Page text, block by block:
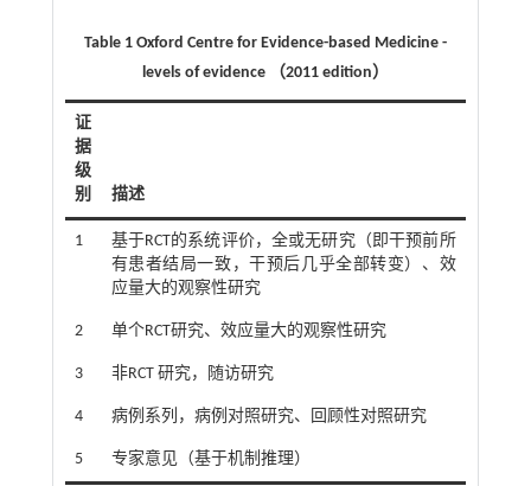
Table 1 Oxford Centre for Evidence-based Medicine -
levels of evidence （2011 edition）
证
据
级
别
描述
1
基于RCT的系统评价，全或无研究（即干预前所
有患者结局一致，干预后几乎全部转变）、效
应量大的观察性研究
2 单个RCT研究、效应量大的观察性研究
3 非RCT 研究，随访研究
4 病例系列，病例对照研究、回顾性对照研究
5 专家意见（基于机制推理）